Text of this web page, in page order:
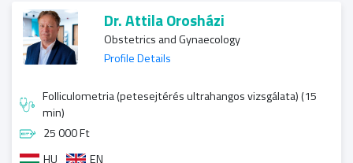
Dr. Attila Orosházi
Obstetrics and Gynaecology
Profile Details
Folliculometria (petesejtérés ultrahangos vizsgálata) (15
min)
25 000 Ft
HU
EN